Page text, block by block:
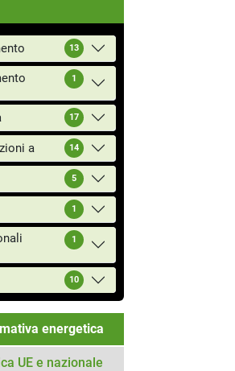
13
1
17
a 14
5
1
1
10
energetica
UE e nazionale